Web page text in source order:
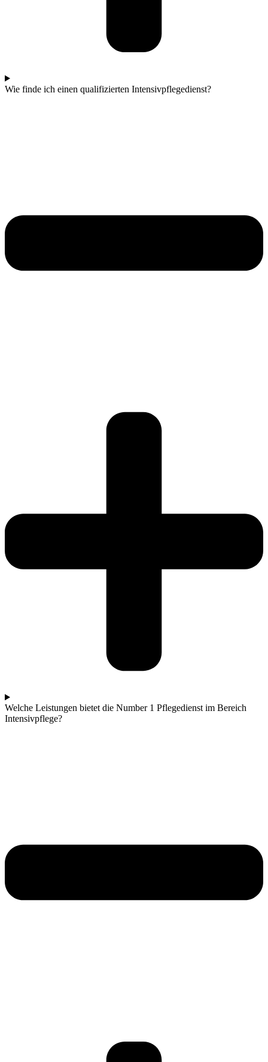
Wie finde ich einen qualifizierten Intensivpflegedienst?
Welche Leistungen bietet die Number 1 Pflegedienst im Bereich
Intensivpflege?